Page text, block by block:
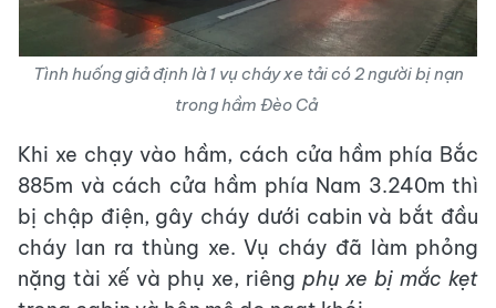
Tình huống giả định là 1 vụ cháy xe tải có 2 người bị nạn
trong hầm Đèo Cả
Khi xe chạy vào hầm, cách cửa hầm phía Bắc
885m và cách cửa hầm phía Nam 3.240m thì
bị chập điện, gây cháy dưới cabin và bắt đầu
cháy lan ra thùng xe. Vụ cháy đã làm phỏng
nặng tài xế và phụ xe, riêng phụ xe bị mắc kẹt